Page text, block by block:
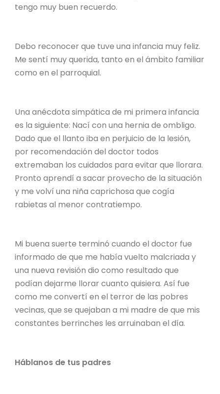
tengo muy buen recuerdo.
Debo reconocer que tuve una infancia muy feliz.
Me sentí muy querida, tanto en el ámbito familiar
como en el parroquial.
Una anécdota simpática de mi primera infancia
es la siguiente: Nací con una hernia de ombligo.
Dado que el llanto iba en perjuicio de la lesión,
por recomendación del doctor todos
extremaban los cuidados para evitar que llorara.
Pronto aprendí a sacar provecho de la situación
y me volví una niña caprichosa que cogía
rabietas al menor contratiempo.
Mi buena suerte terminó cuando el doctor fue
informado de que me había vuelto malcriada y
una nueva revisión dio como resultado que
podían dejarme llorar cuanto quisiera. Así fue
como me convertí en el terror de las pobres
vecinas, que se quejaban a mi madre de que mis
constantes berrinches les arruinaban el día.
Háblanos de tus padres